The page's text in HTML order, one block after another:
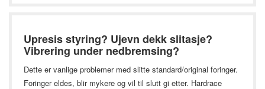
Upresis styring? Ujevn dekk slitasje?
Vibrering under nedbremsing?
Dette er vanlige problemer med slitte standard/original foringer.
Foringer eldes, blir mykere og vil til slutt gi etter. Hardrace